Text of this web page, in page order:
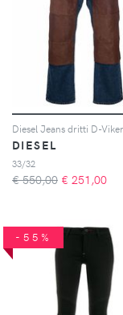
Diesel Jeans dritti D-
DIESEL
33/32
€ 550,00 € 251,00
-55%